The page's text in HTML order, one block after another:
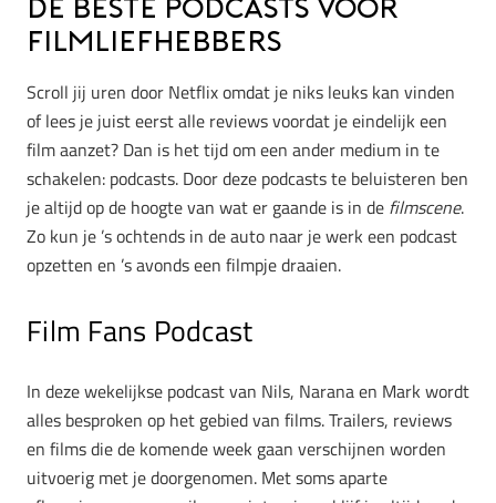
De beste podcasts voor
filmliefhebbers
Scroll jij uren door Netflix omdat je niks leuks kan vinden
of lees je juist eerst alle reviews voordat je eindelijk een
film aanzet? Dan is het tijd om een ander medium in te
schakelen: podcasts. Door deze podcasts te beluisteren ben
je altijd op de hoogte van wat er gaande is in de filmscene.
Zo kun je ’s ochtends in de auto naar je werk een podcast
opzetten en ’s avonds een filmpje draaien.
Film Fans Podcast
In deze wekelijkse podcast van Nils, Narana en Mark wordt
alles besproken op het gebied van films. Trailers, reviews
en films die de komende week gaan verschijnen worden
uitvoerig met je doorgenomen. Met soms aparte